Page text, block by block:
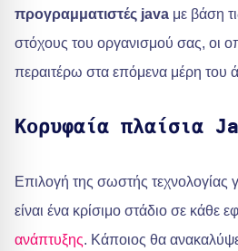
προγραμματιστές java με βάση
στόχους του οργανισμού σας, οι
περαιτέρω στα επόμενα μέρη του
Κορυφαία πλαίσια
Επιλογή της σωστής τεχνολογίας
είναι ένα κρίσιμο στάδιο σε κάθε
ανάπτυξης. Κάποιος θα